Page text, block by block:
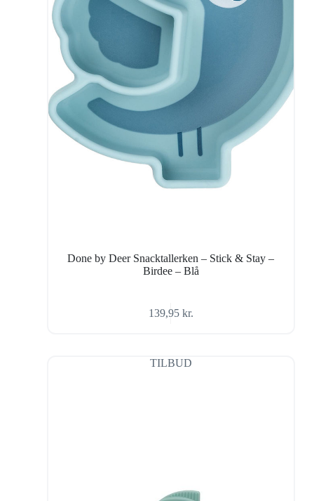
Done by Deer Snacktallerken – Stick & Stay –
Birdee – Blå
139,95 kr.
TILBUD